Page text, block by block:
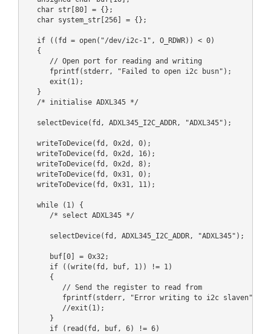
   char str[80] = {};
   char system_str[256] = {};
   if ((fd = open("/dev/i2c-1", O_RDWR)) < 0)
   {
      // Open port for reading and writing
      fprintf(stderr, "Failed to open i2c busn");
      exit(1);
   }
   /* initialise ADXL345 */
   selectDevice(fd, ADXL345_I2C_ADDR, "ADXL345");
   writeToDevice(fd, 0x2d, 0);
   writeToDevice(fd, 0x2d, 16);
   writeToDevice(fd, 0x2d, 8);
   writeToDevice(fd, 0x31, 0);
   writeToDevice(fd, 0x31, 11);
   while (1) {
      /* select ADXL345 */
      selectDevice(fd, ADXL345_I2C_ADDR, "ADXL345");
      buf[0] = 0x32;
      if ((write(fd, buf, 1)) != 1)
      {
         // Send the register to read from
         fprintf(stderr, "Error writing to i2c slaven");
         //exit(1);
      }
      if (read(fd, buf, 6) != 6)